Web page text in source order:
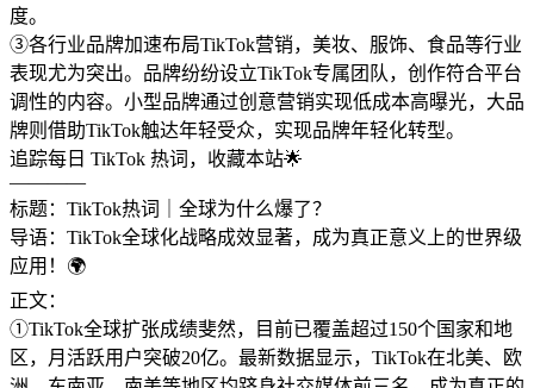
度。
③各行业品牌加速布局TikTok营销，美妆、服饰、食品等行业
表现尤为突出。品牌纷纷设立TikTok专属团队，创作符合平台
调性的内容。小型品牌通过创意营销实现低成本高曝光，大品
牌则借助TikTok触达年轻受众，实现品牌年轻化转型。
追踪每日 TikTok 热词，收藏本站🌟
————
标题：TikTok热词｜全球为什么爆了？
导语：TikTok全球化战略成效显著，成为真正意义上的世界级
应用！🌍
正文：
①TikTok全球扩张成绩斐然，目前已覆盖超过150个国家和地
区，月活跃用户突破20亿。最新数据显示，TikTok在北美、欧